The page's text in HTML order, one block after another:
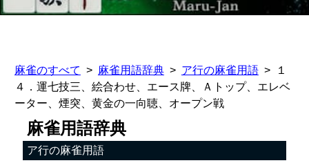
麻雀のすべて 麻雀用語辞典 ア行の麻雀用語
１
４．運七技三、絵合わせ、エース牌、Ａトップ、エレベ
ーター、煙突、黄金の一向聴、オープン戦
麻雀用語辞典
ア行の麻雀用語